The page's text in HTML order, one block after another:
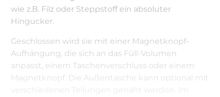
wie z.B. Filz oder Steppstoff ein absoluter
Hingucker.
Geschlossen wird sie mit einer Magnetknopf-
Aufhängung, die sich an das Füll-Volumen
anpasst, einem Taschenverschluss oder einem
Magnetknopf. Die Außentasche kann optional mit